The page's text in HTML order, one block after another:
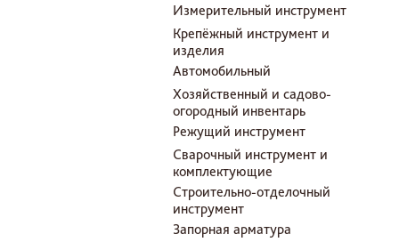
Измерительный инструмент
Крепёжный инструмент и
изделия
Автомобильный
Хозяйственный и садово-
огородный инвентарь
Режущий инструмент
Сварочный инструмент и
комплектующие
Строительно-отделочный
инструмент
Запорная арматура